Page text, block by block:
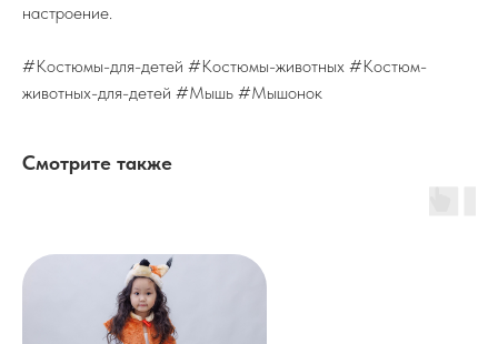
настроение.
#Костюмы-для-детей #Костюмы-животных #Костюм-
животных-для-детей #Мышь #Мышонок
Смотрите также